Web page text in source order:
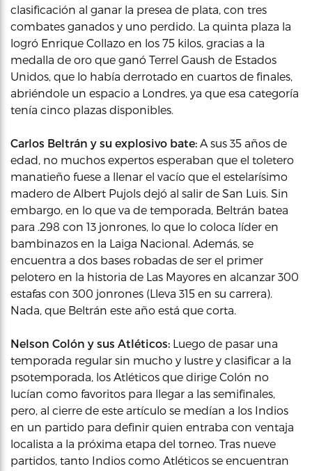
clasificación al ganar la presea de plata, con tres
combates ganados y uno perdido. La quinta plaza la
logró Enrique Collazo en los 75 kilos, gracias a la
medalla de oro que ganó Terrel Gaush de Estados
Unidos, que lo había derrotado en cuartos de finales,
abriéndole un espacio a Londres, ya que esa categoría
tenía cinco plazas disponibles.
Carlos Beltrán y su explosivo bate: A sus 35 años de
edad, no muchos expertos esperaban que el toletero
manatieño fuese a llenar el vacío que el estelarísimo
madero de Albert Pujols dejó al salir de San Luis. Sin
embargo, en lo que va de temporada, Beltrán batea
para .298 con 13 jonrones, lo que lo coloca líder en
bambinazos en la Laiga Nacional. Además, se
encuentra a dos bases robadas de ser el primer
pelotero en la historia de Las Mayores en alcanzar 300
estafas con 300 jonrones (Lleva 315 en su carrera).
Nada, que Beltrán este año está que corta.
Nelson Colón y sus Atléticos: Luego de pasar una
temporada regular sin mucho y lustre y clasificar a la
psotemporada, los Atléticos que dirige Colón no
lucían como favoritos para llegar a las semifinales,
pero, al cierre de este artículo se medían a los Indios
en un partido para definir quien entraba con ventaja
localista a la próxima etapa del torneo. Tras nueve
partidos, tanto Indios como Atléticos se encuentran